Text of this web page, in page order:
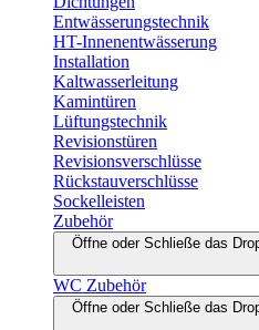
Entwässerungstechnik
HT-Innenentwässerung
Installation
Kaltwasserleitung
Kamintüren
Lüftungstechnik
Revisionstüren
Revisionsverschlüsse
Rückstauverschlüsse
Sockelleisten
Zubehör
Öffne oder Schließe das
WC Zubehör
Öffne oder Schließe das